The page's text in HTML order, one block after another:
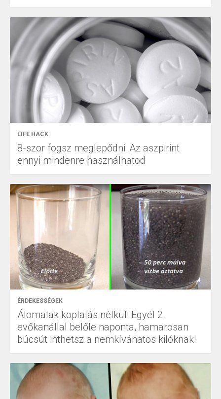
LIFE HACK
8-szor fogsz meglepődni: Az aszpirint
ennyi mindenre használhatod
ÉRDEKESSÉGEK
Álomalak koplalás nélkül! Egyél 2
evőkanállal belőle naponta, hamarosan
búcsút inthetsz a nemkívánatos kilóknak!